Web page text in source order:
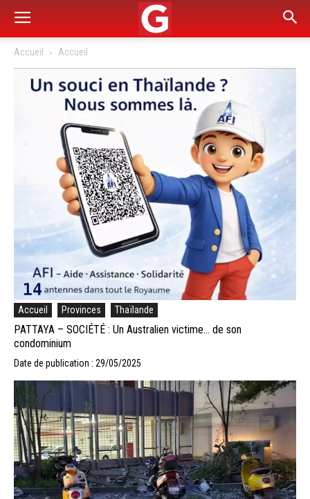
Accueil Accueil
Accueil Provinces Thaïlande
PATTAYA – SOCIÉTÉ : Un Australien victime… de son
condominium
Date de publication : 29/05/2025